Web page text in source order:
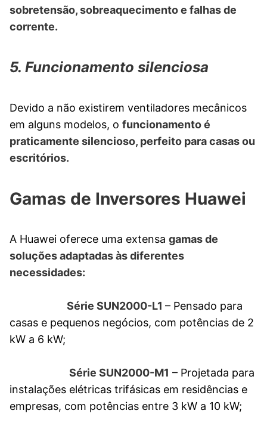
sobretensão, sobreaquecimento e falhas de
corrente.
5. Funcionamento silenciosa
Devido a não existirem ventiladores mecânicos
em alguns modelos, o funcionamento é
praticamente silencioso, perfeito para casas ou
escritórios.
Gamas de Inversores Huawei
A Huawei oferece uma extensa gamas de
soluções adaptadas às diferentes
necessidades:
Série SUN2000-L1 – Pensado para
casas e pequenos negócios, com potências de 2
kW a 6 kW;
Série SUN2000-M1 – Projetada para
instalações elétricas trifásicas em residências e
empresas, com potências entre 3 kW a 10 kW;